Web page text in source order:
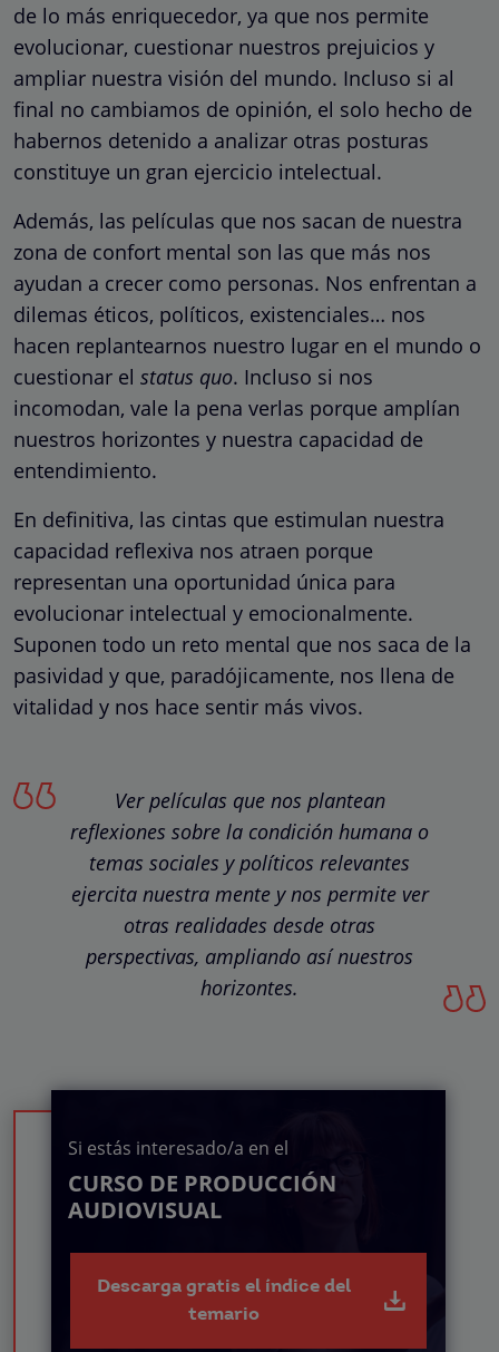
de lo más enriquecedor, ya que nos permite
evolucionar, cuestionar nuestros prejuicios y
ampliar nuestra visión del mundo. Incluso si al
final no cambiamos de opinión, el solo hecho de
habernos detenido a analizar otras posturas
constituye un gran ejercicio intelectual.
Además, las películas que nos sacan de nuestra
zona de confort mental son las que más nos
ayudan a crecer como personas. Nos enfrentan a
dilemas éticos, políticos, existenciales… nos
hacen replantearnos nuestro lugar en el mundo o
cuestionar el status quo. Incluso si nos
incomodan, vale la pena verlas porque amplían
nuestros horizontes y nuestra capacidad de
entendimiento.
En definitiva, las cintas que estimulan nuestra
capacidad reflexiva nos atraen porque
representan una oportunidad única para
evolucionar intelectual y emocionalmente.
Suponen todo un reto mental que nos saca de la
pasividad y que, paradójicamente, nos llena de
vitalidad y nos hace sentir más vivos.
Ver películas que nos plantean
reflexiones sobre la condición humana o
temas sociales y políticos relevantes
ejercita nuestra mente y nos permite ver
otras realidades desde otras
perspectivas, ampliando así nuestros
horizontes.
Si estás interesado/a en el
CURSO DE PRODUCCIÓN
AUDIOVISUAL
Descarga gratis el índice del
temario